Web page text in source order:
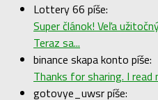
Lottery 66 píše:
Super článok! Veľa
Teraz sa...
binance skapa konto píše:
Thanks for sharing. I
gotovye_uwsr píše: